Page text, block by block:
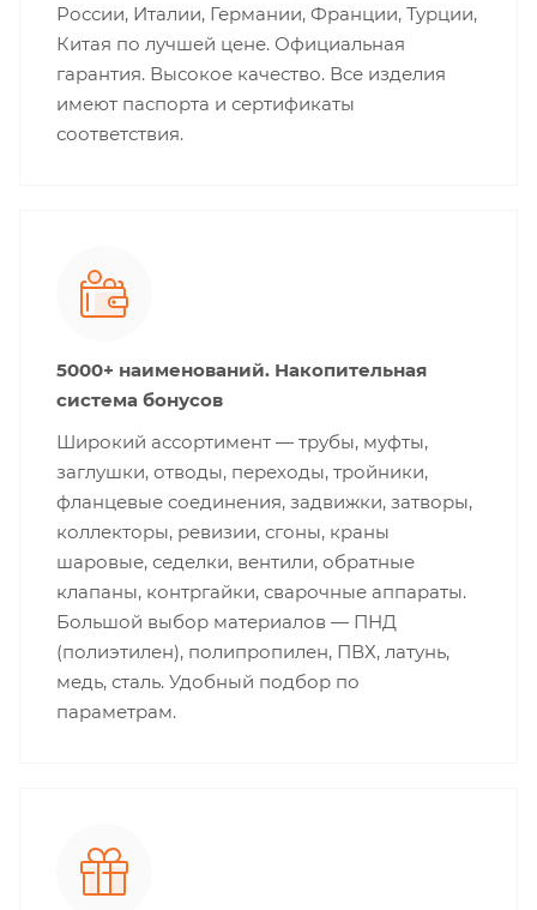
России, Италии, Германии, Франции, Турции,
Китая по лучшей цене. Официальная
гарантия. Высокое качество. Все изделия
имеют паспорта и сертификаты
соответствия.
5000+ наименований. Накопительная
система бонусов
Широкий ассортимент — трубы, муфты,
заглушки, отводы, переходы, тройники,
фланцевые соединения, задвижки, затворы,
коллекторы, ревизии, сгоны, краны
шаровые, седелки, вентили, обратные
клапаны, контргайки, сварочные аппараты.
Большой выбор материалов — ПНД
(полиэтилен), полипропилен, ПВХ, латунь,
медь, сталь. Удобный подбор по
параметрам.